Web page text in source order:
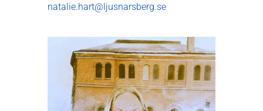
natalie.hart@ljusnarsberg.se